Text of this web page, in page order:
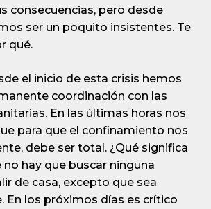
consecuencias, pero desde
ser un poquito insistentes. Te
qué.
el inicio de esta crisis hemos
coordinación con las
En las últimas horas nos
para que el confinamiento nos
debe ser total. ¿Qué significa
no hay que buscar ninguna
de casa, excepto que sea
En los próximos días es crítico